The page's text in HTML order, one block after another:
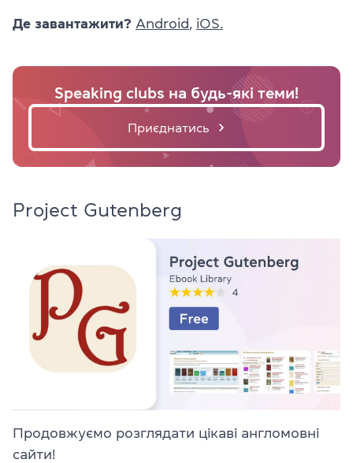
Де завантажити? Android, iOS.
Speaking clubs на будь-які теми!
Приєднатись
Project Gutenberg
Продовжуємо розглядати цікаві англомовні
сайти!